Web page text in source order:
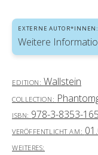
EXTERNE AUTOR*INNEN:
Weitere
EDITION: Wallstein
COLLECTION:
ISBN: 978-3-8353-
VERÖFFENTLICHT AM:
WEITERES: